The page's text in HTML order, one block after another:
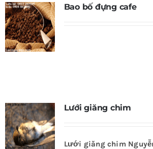
Bao bố đựng cafe
Lưới giăng chim
Lưới giăng chim